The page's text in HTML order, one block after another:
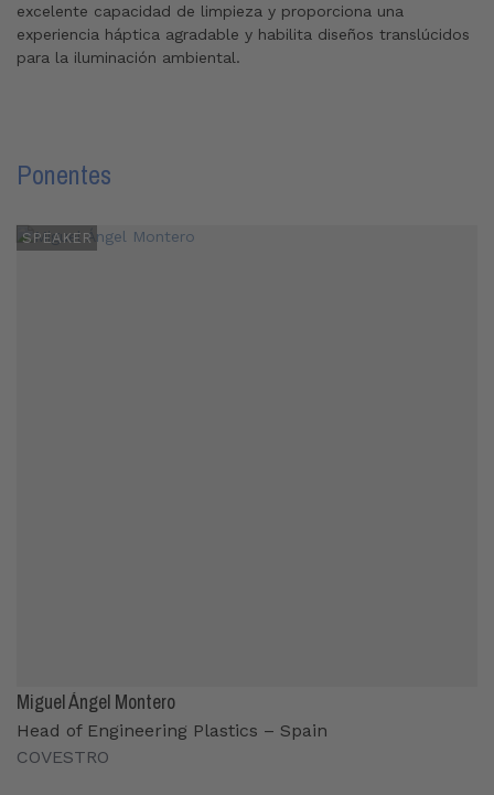
excelente capacidad de limpieza y proporciona una
experiencia háptica agradable y habilita diseños translúcidos
para la iluminación ambiental.
Ponentes
SPEAKER
Miguel Ángel Montero
Head of Engineering Plastics – Spain
COVESTRO